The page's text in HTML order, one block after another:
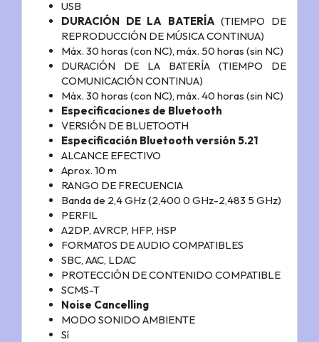
USB
DURACIÓN DE LA BATERÍA(TIEMPO DE
REPRODUCCIÓN DE MÚSICA CONTINUA)
Máx. 30 horas (con NC), máx. 50 horas (sin NC)
DURACIÓN DE LA BATERÍA (TIEMPO DE
COMUNICACIÓN CONTINUA)
Máx. 30 horas (con NC), máx. 40 horas (sin NC)
Especificaciones de Bluetooth
VERSIÓN DE BLUETOOTH
Especificación Bluetooth versión 5.21
ALCANCE EFECTIVO
Aprox. 10 m
RANGO DE FRECUENCIA
Banda de 2,4 GHz (2,400 0 GHz-2,483 5 GHz)
PERFIL
A2DP, AVRCP, HFP, HSP
FORMATOS DE AUDIO COMPATIBLES
SBC, AAC, LDAC
PROTECCIÓN DE CONTENIDO COMPATIBLE
SCMS-T
Noise Cancelling
MODO SONIDO AMBIENTE
Sí